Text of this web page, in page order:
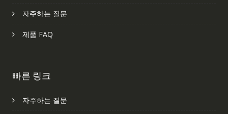
자주하는 질문
제품 FAQ
빠른 링크
자주하는 질문